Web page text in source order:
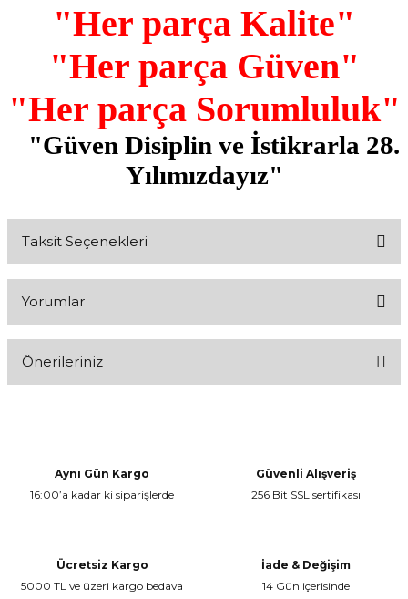
"Her parça Kalite"
"Her parça Güven"
"Her parça Sorumluluk"
"Güven Disiplin ve İstikrarla 28.
Yılımızdayız"
Taksit Seçenekleri
Yorumlar
Önerileriniz
Ürün resmi kalitesiz, bozuk veya görüntülenemiyor.
Aynı Gün Kargo
16:00’a kadar ki siparişlerde
Güvenli Alışveriş
256 Bit SSL sertifikası
Ücretsiz Kargo
5000 TL ve üzeri kargo bedava
İade & Değişim
14 Gün içerisinde